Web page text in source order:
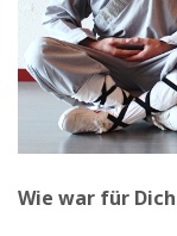
Wie war für